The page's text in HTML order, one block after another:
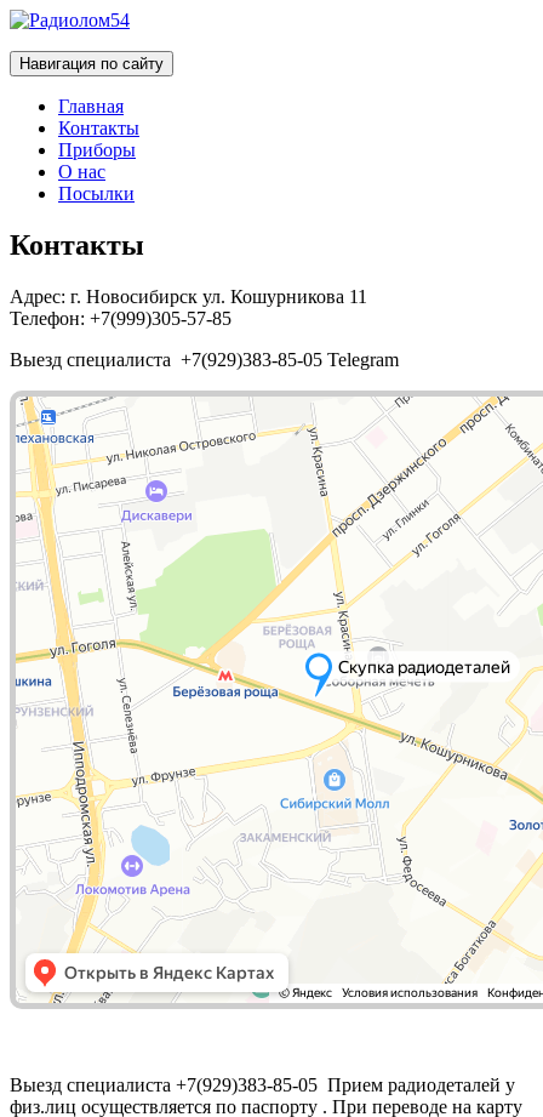
Радиолом54
Радиолом 54 ,Скупка радиодеталей в Новосибирске
Навигация по сайту
Главная
Контакты
Приборы
О нас
Посылки
Контакты
Адрес: г. Новосибирск ул. Кошурникова 11
Телефон: +7(999)305-57-85
Выезд специалиста +7(929)383-85-05 Telegram
Выезд специалиста +7(929)383-85-05 Прием радиодеталей у
физ.лиц осуществляется по паспорту . При переводе на карту